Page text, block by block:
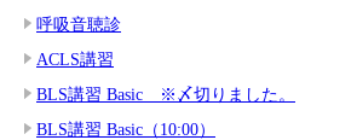
呼吸音聴診
ACLS講習
BLS講習 Basic ※〆切りました。
BLS講習 Basic（10:00）